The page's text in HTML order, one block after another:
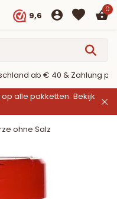
9,6
0
Webwinkelkeur ✔
op alle pakketten. Bekijk
ohne Salz